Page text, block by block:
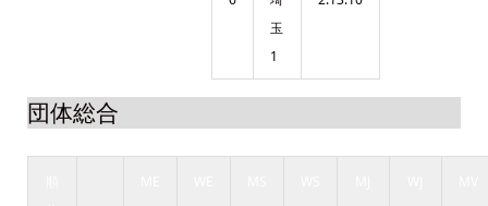
玉
1
団体総合